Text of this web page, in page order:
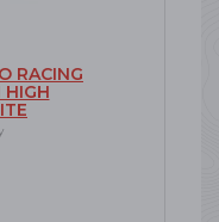
RACING
HIGH